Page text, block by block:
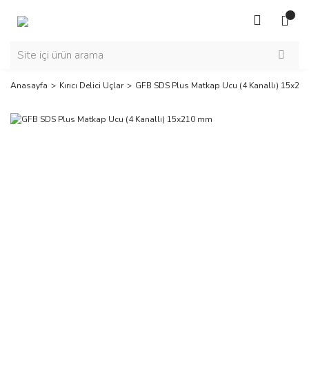
Anasayfa Kırıcı Delici Uçlar GFB SDS Plus Matkap Ucu (4 Kanallı)